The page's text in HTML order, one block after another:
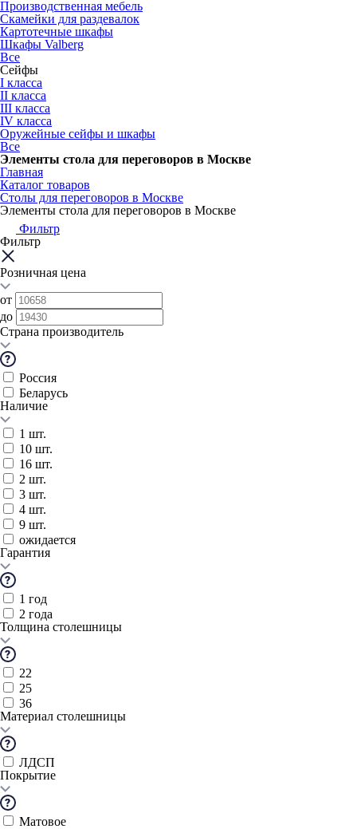
Производственная мебель
Скамейки для раздевалок
Картотечные шкафы
Шкафы Valberg
Все
Сейфы
I класса
II класса
III класса
IV класса
Оружейные сейфы и шкафы
Все
Элементы стола для переговоров в Москве
Главная
Каталог товаров
Столы для переговоров в Москве
Элементы стола для переговоров в Москве
Фильтр
Фильтр
Розничная цена
от
до
Страна производитель
Россия
Беларусь
Наличие
1 шт.
10 шт.
16 шт.
2 шт.
3 шт.
4 шт.
9 шт.
ожидается
Гарантия
1 год
2 года
Толщина столешницы
22
25
36
Материал столешницы
ЛДСП
Покрытие
Матовое